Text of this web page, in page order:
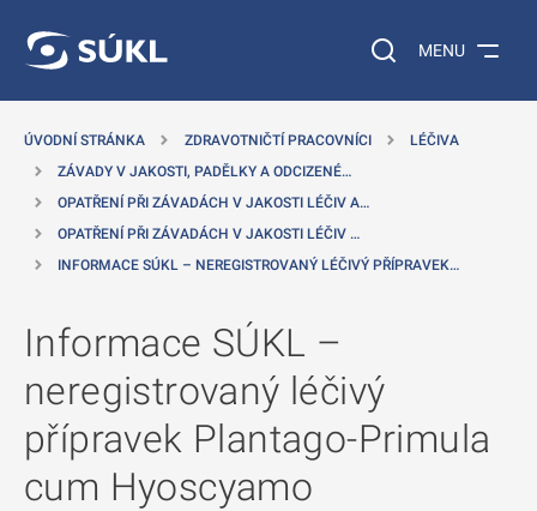
Vyhledávání na
MENU
ÚVODNÍ STRÁNKA ZDRAVOTNIČTÍ PRACOVNÍCI
LÉČIVA
ZÁVADY V JAKOSTI, PADĚLKY A ODCIZENÉ…
OPATŘENÍ PŘI ZÁVADÁCH V JAKOSTI LÉČIV A…
OPATŘENÍ PŘI ZÁVADÁCH V JAKOSTI LÉČIV …
INFORMACE SÚKL – NEREGISTROVANÝ LÉČIVÝ PŘÍPRAVEK…
Informace SÚKL –
neregistrovaný léčivý
přípravek Plantago-Primula
cum Hyoscyamo